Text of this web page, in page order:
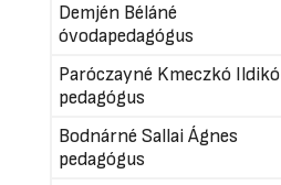
Demjén Béláné
óvodapedagógus
Paróczayné Kmeczkó Ildikó
pedagógus
Bodnárné Sallai Ágnes
pedagógus